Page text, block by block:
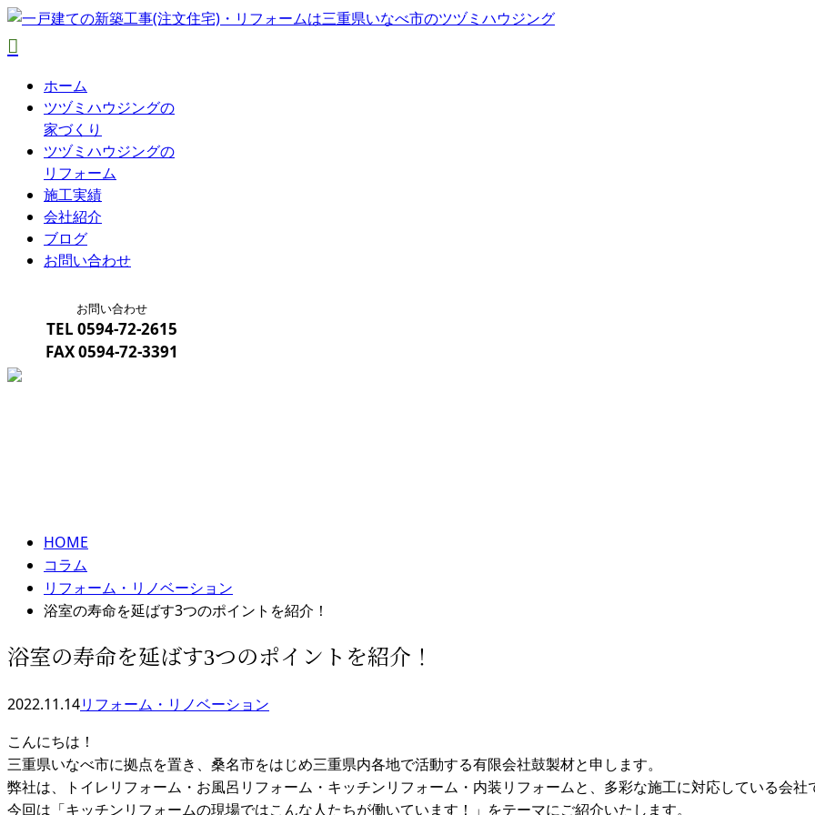
ホーム
ツヅミハウジングの
家づくり
ツヅミハウジングの
リフォーム
施工実績
会社紹介
ブログ
お問い合わせ
お問い合わせ
TEL 0594-72-2615
FAX0594-72-3391
HOME
コラム
リフォーム・リノベーション
浴室の寿命を延ばす3つのポイントを紹介！
浴室の寿命を延ばす3つのポイントを紹介！
2022.11.14リフォーム・リノベーション
こんにちは！
三重県いなべ市に拠点を置き、桑名市をはじめ三重県内各地で活動する有限会社鼓製材と申します。
弊社は、トイレリフォーム・お風呂リフォーム・キッチンリフォーム・内装リフォームと、多彩な施工に対応している会社
今回は「キッチンリフォームの現場ではこんな人たちが働いています！」をテーマにご紹介いたします。